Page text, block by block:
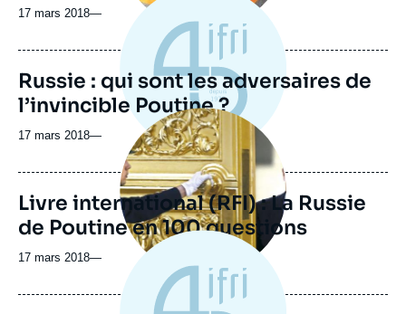
17 mars 2018—
Russie : qui sont les adversaires de
l’invincible Poutine ?
17 mars 2018—
Image
principale
médiatique
Livre international (RFI) : La Russie
de Poutine en 100 questions
17 mars 2018—